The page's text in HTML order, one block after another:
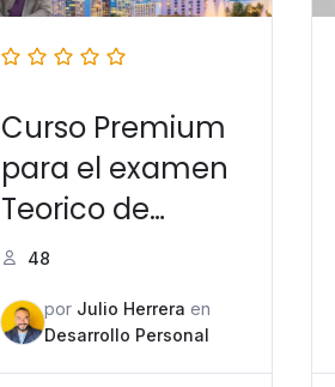
Curso Premium
para el examen
Teorico de
manejo en
Florida
48
por Julio Herrera en
Desarrollo Personal